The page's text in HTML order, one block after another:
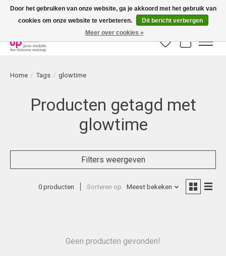
Bestellingen boven € 50,00 worden altijd gratis verzonden!
Verlanglijst
Home / Tags / glowtime
Producten getagd met
glowtime
Filters weergeven
0 producten Sorteren op Meest bekeken
Geen producten gevonden!
Door het gebruiken van onze website, ga je akkoord met het gebruik van
cookies om onze website te verbeteren.
Dit bericht verbergen
Meer over cookies »